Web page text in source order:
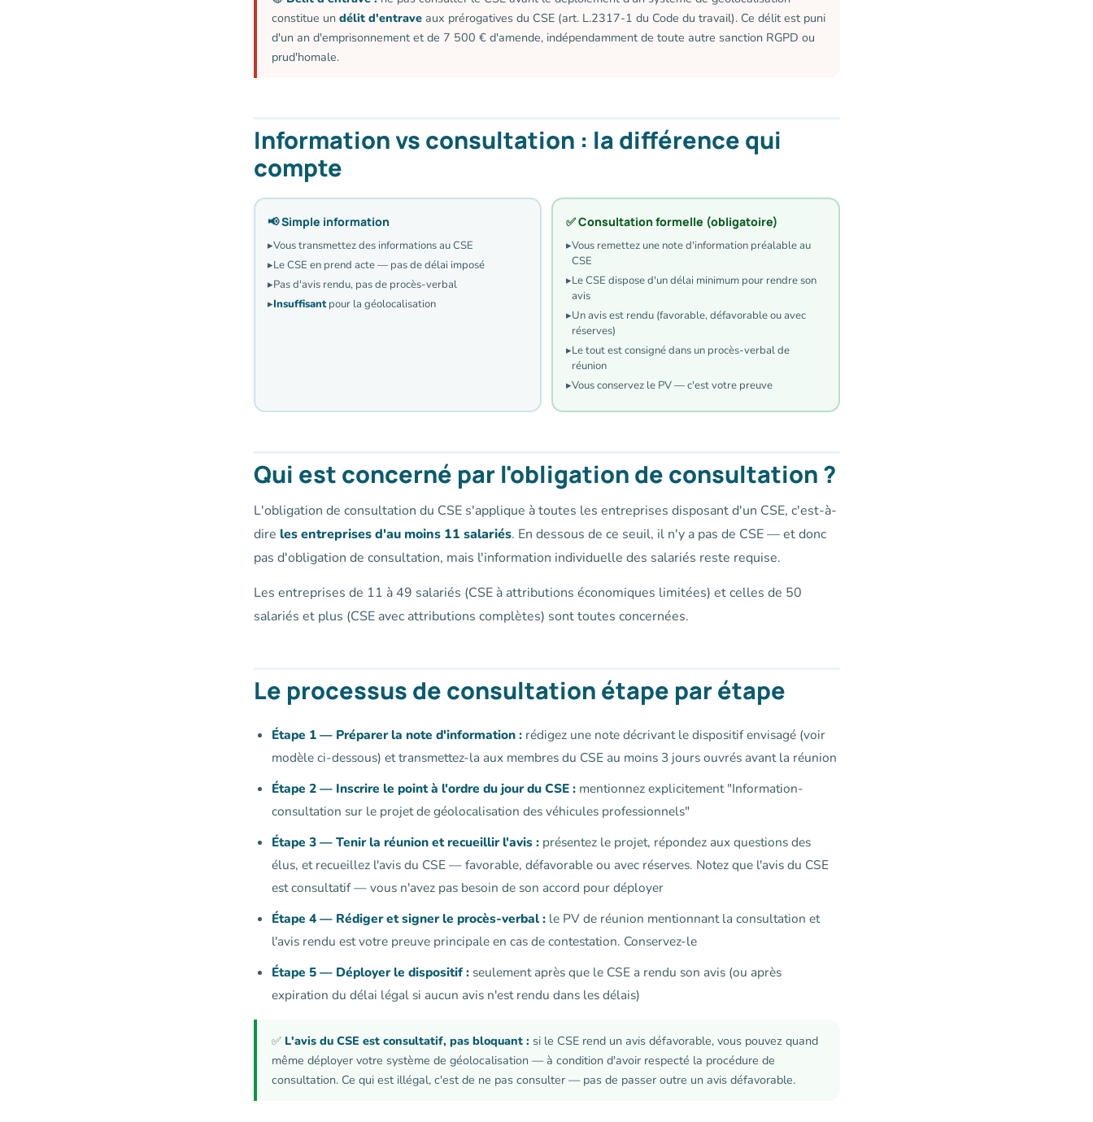
constitue un délit d'entraveaux prérogatives du CSE (art. L.2317-1 du Code du travail). Ce délit est puni
d'un an d'emprisonnement et de 7 500 € d'amende, indépendamment de toute autre sanction RGPD ou
prud'homale.
Information vs consultation : la différence qui
compte
📢 Simple information
▸Vous transmettez des informations au CSE
▸Le CSE en prend acte — pas de délai imposé
▸Pas d'avis rendu, pas de procès-verbal
▸Insuffisantpour la géolocalisation
✅ Consultation formelle (obligatoire)
▸Vous remettez une note d'information préalable au
CSE
▸Le CSE dispose d'un délai minimum pour rendre son
avis
▸Un avis est rendu (favorable, défavorable ou avec
réserves)
▸Le tout est consigné dans un procès-verbal de
réunion
▸Vous conservez le PV — c'est votre preuve
Qui est concerné par l'obligation de consultation ?
L'obligation de consultation du CSE s'applique à toutes les entreprises disposant d'un CSE, c'est-à-
dire les entreprises d'au moins 11 salariés. En dessous de ce seuil, il n'y a pas de CSE — et donc
pas d'obligation de consultation, mais l'information individuelle des salariés reste requise.
Les entreprises de 11 à 49 salariés (CSE à attributions économiques limitées) et celles de 50
salariés et plus (CSE avec attributions complètes) sont toutes concernées.
Le processus de consultation étape par étape
Étape 1 — Préparer la note d'information :rédigez une note décrivant le dispositif envisagé (voir
modèle ci-dessous) et transmettez-la aux membres du CSE au moins 3 jours ouvrés avant la réunion
Étape 2 — Inscrire le point à l'ordre du jour du CSE :mentionnez explicitement "Information-
consultation sur le projet de géolocalisation des véhicules professionnels"
Étape 3 — Tenir la réunion et recueillir l'avis :présentez le projet, répondez aux questions des
élus, et recueillez l'avis du CSE — favorable, défavorable ou avec réserves. Notez que l'avis du CSE
est consultatif — vous n'avez pas besoin de son accord pour déployer
Étape 4 — Rédiger et signer le procès-verbal :le PV de réunion mentionnant la consultation et
l'avis rendu est votre preuve principale en cas de contestation. Conservez-le
Étape 5 — Déployer le dispositif :seulement après que le CSE a rendu son avis (ou après
expiration du délai légal si aucun avis n'est rendu dans les délais)
✅ L'avis du CSE est consultatif, pas bloquant : si le CSE rend un avis défavorable, vous pouvez quand
même déployer votre système de géolocalisation — à condition d'avoir respecté la procédure de
consultation. Ce qui est illégal, c'est de ne pas consulter — pas de passer outre un avis défavorable.